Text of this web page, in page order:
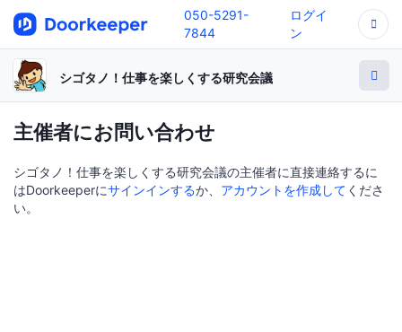
050-5291-
7844
ログイ
ン
シゴタノ！仕事を楽しくする研究会議
主催者にお問い合わせ
シゴタノ！仕事を楽しくする研究会議の主催者に直接連絡するに
はDoorkeeperにサインインするか、 アカウントを作成して くださ
い。